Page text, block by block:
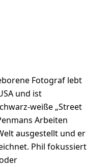
Fotograf lebt
und ist
weiße „Street
Arbeiten
ausgestellt und er
Phil fokussiert